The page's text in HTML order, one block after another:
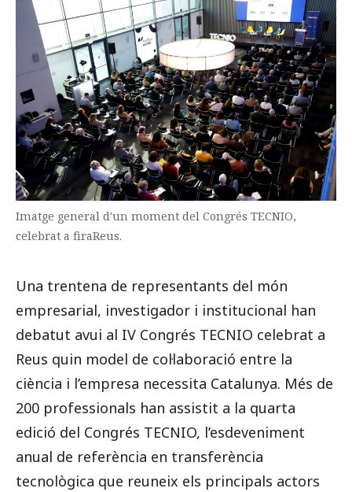
Imatge general d'un moment del Congrés TECNIO,
celebrat a firaReus.
Una trentena de representants del món
empresarial, investigador i institucional han
debatut avui al IV Congrés TECNIO celebrat a
Reus quin model de col·laboració entre la
ciència i l’empresa necessita Catalunya. Més de
200 professionals han assistit a la quarta
edició del Congrés TECNIO, l’esdeveniment
anual de referència en transferència
tecnològica que reuneix els principals actors